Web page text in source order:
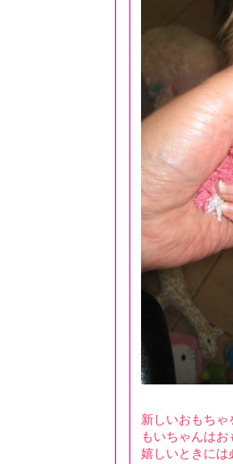
新しいおもちゃ
もいちゃんは
嬉しいときには